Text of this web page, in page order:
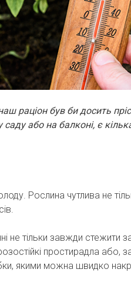
раціон був би досить
або на балконі, є
Рослина чутлива не
не тільки завжди стежити
простирадла або, за
якими можна швидко